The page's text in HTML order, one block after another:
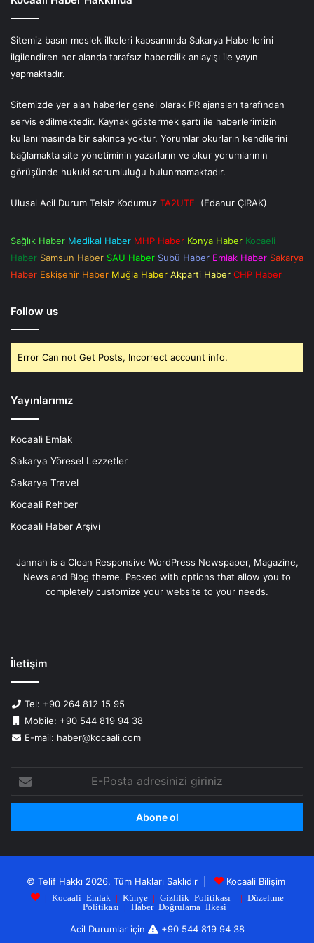
Sitemiz basın meslek ilkeleri kapsamında Sakarya Haberlerini
ilgilendiren her alanda tarafsız habercilik anlayışı ile yayın
yapmaktadır.
Sitemizde yer alan haberler genel olarak PR ajansları tarafından
servis edilmektedir. Kaynak göstermek şartı ile haberlerimizin
kullanılmasında bir sakınca yoktur. Yorumlar okurların kendilerini
bağlamakta site yönetiminin yazarların ve okur yorumlarının
görüşünde hukuki sorumluluğu bulunmamaktadır.
Ulusal Acil Durum Telsiz Kodumuz TA2UTF (Edanur ÇIRAK)
Sağlık Haber Medikal Haber MHP Haber Konya Haber Kocaeli
Haber Samsun Haber SAÜ Haber Subü Haber Emlak Haber Sakarya
Haber Eskişehir Haber Muğla Haber Akparti Haber CHP Haber
Follow us
Error Can not Get Posts, Incorrect account info.
Yayınlarımız
Kocaali Emlak
Sakarya Yöresel Lezzetler
Sakarya Travel
Kocaali Rehber
Kocaali Haber Arşivi
Jannah is a Clean Responsive WordPress Newspaper, Magazine,
News and Blog theme. Packed with options that allow you to
completely customize your website to your needs.
İletişim
Tel: +90 264 812 15 95
Mobile: +90 544 819 94 38
E-mail: haber@kocaali.com
Posta
adresinizi
© Telif Hakkı 2026, Tüm Hakları Saklıdır | Kocaali Bilişim
| Kocaali Emlak | Künye| Gizlilik Politikası | Düzeltme
Politikası | Haber Doğrulama Ilkesi
Acil Durumlar için +90 544 819 94 38